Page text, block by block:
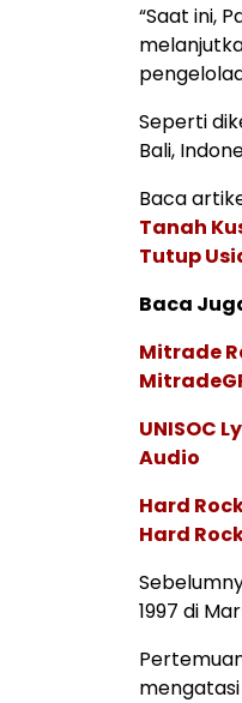
“Saat ini,
Seperti
Bali,
Baca
Tanah
Tutup
Baca
Mitrade
UNISOC
Audio
Hard
Hard
1997 di